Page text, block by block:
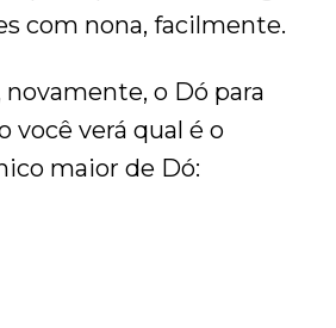
com nona, facilmente.
o Dó para
você verá qual é o
maior de Dó: